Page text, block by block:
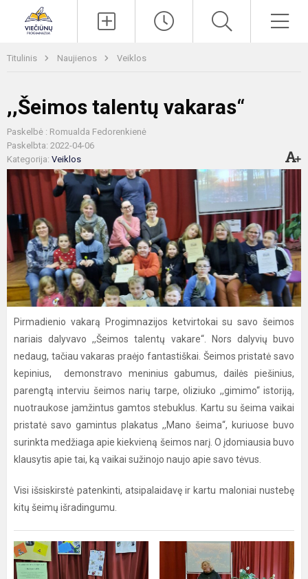
Titulinis Naujienos Veiklos
,,Šeimos talentų vakaras“
Paskelbė : Romualda Fedorenkienė
Paskelbta: 2022-04-06
Kategorija: Veiklos
Pirmadienio vakarą Progimnazijos ketvirtokai su savo šeimos
nariais dalyvavo ,,Šeimos talentų vakare“. Nors dalyvių buvo
nedaug, tačiau vakaras praėjo fantastiškai. Šeimos pristatė savo
kepinius, demonstravo meninius gabumus, dailės piešinius,
parengtą interviu šeimos narių tarpe, oliziuko ,,gimimo“ istoriją,
nuotraukose įamžintus gamtos stebuklus. Kartu su šeima vaikai
pristatė savo gamintus plakatus ,,Mano šeima“, kuriuose buvo
surinkta medžiaga apie kiekvieną šeimos narį. O įdomiausia buvo
klausytis apie tai, ką vaikai sužinojo naujo apie savo tėvus.
Visi išsiskirstė patenkinti, atsipalaidavę ir kartu maloniai nustebę
kitų šeimų išradingumu.